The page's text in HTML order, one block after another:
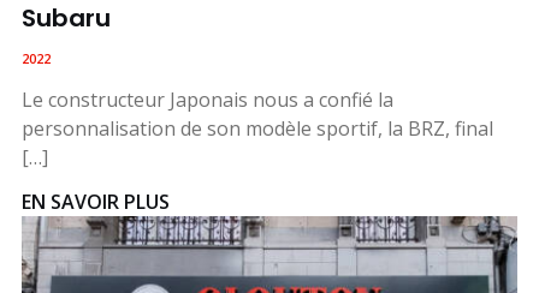
Subaru
2022
Le constructeur Japonais nous a confié la
personnalisation de son modèle sportif, la BRZ, final
[…]
EN SAVOIR PLUS